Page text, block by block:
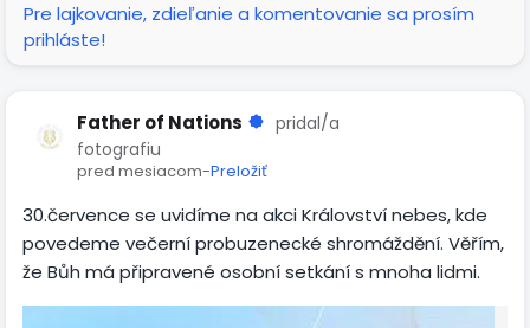
Pre lajkovanie, zdieľanie a komentovanie sa prosím
prihláste!
Father of Nations
pridal/a
fotografiu
pred mesiacom-Preložiť
30.července se uvidíme na akci Království nebes, kde
povedeme večerní probuzenecké shromáždění. Věřím,
že Bůh má připravené osobní setkání s mnoha lidmi.